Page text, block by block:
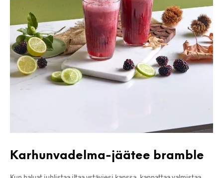
Karhunvadelma-jäätee bramble